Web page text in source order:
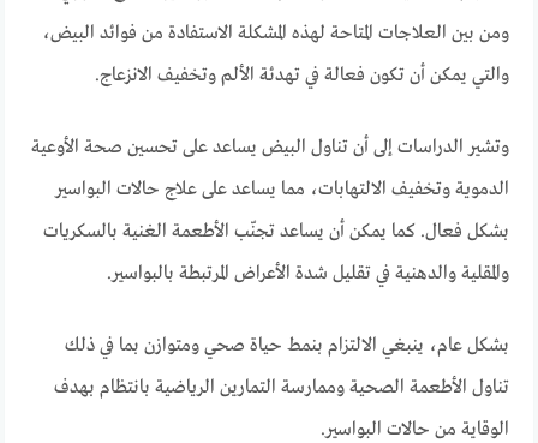
ومن بين العلاجات المتاحة لهذه المشكلة الاستفادة من فوائد البيض،
والتي يمكن أن تكون فعالة في تهدئة الألم وتخفيف الانزعاج.
وتشير الدراسات إلى أن تناول البيض يساعد على تحسين صحة الأوعية
الدموية وتخفيف الالتهابات، مما يساعد على علاج حالات البواسير
بشكل فعال. كما يمكن أن يساعد تجنّب الأطعمة الغنية بالسكريات
والمقلية والدهنية في تقليل شدة الأعراض المرتبطة بالبواسير.
بشكل عام، ينبغي الالتزام بنمط حياة صحي ومتوازن بما في ذلك
تناول الأطعمة الصحية وممارسة التمارين الرياضية بانتظام بهدف
الوقاية من حالات البواسير.